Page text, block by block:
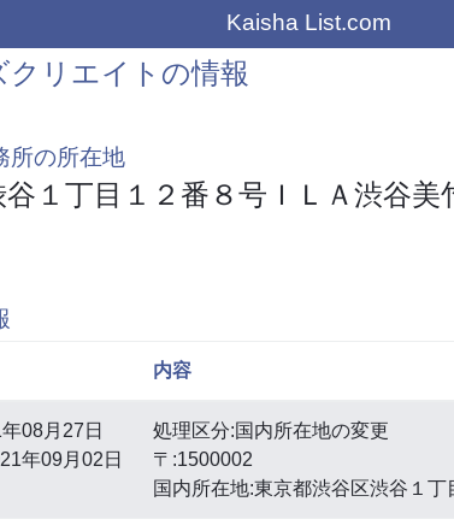
Kaisha List.com
クリエイトの情報
所の所在地
１丁目１２番８号ＩＬＡ渋谷美
内容
08月27日
年09月02日
処理区分:国内所在地の変更
〒:1500002
国内所在地:東京都渋谷区渋谷１